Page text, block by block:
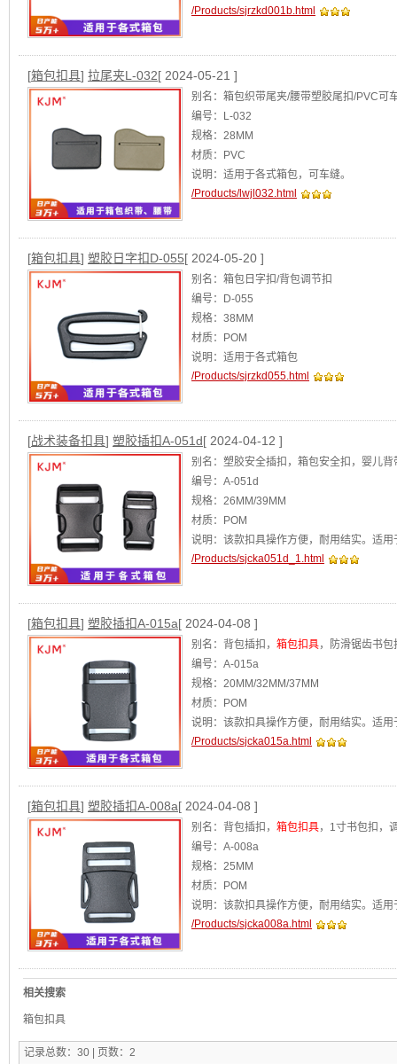
/Products/sjrzkd001b.html
[箱包扣具] 拉尾夹L-032[ 2024-05-21 ]
别名：箱包织带尾夹/腰带塑胶尾扣/PVC可
编号：L-032
规格：28MM
材质：PVC
说明：适用于各式箱包，可车缝。
阿里店铺：华体世界杯
/Products/lwjl032.html
[箱包扣具] 塑胶日字扣D-055[ 2024-05-20 ]
别名：箱包日字扣/背包调节扣
编号：D-055
规格：38MM
材质：POM
说明：适用于各式箱包
阿里店铺：华体世界杯
/Products/sjrzkd055.html
[战术装备扣具] 塑胶插扣A-051d[ 2024-04-12 ]
别名：塑胶安全插扣，箱包安全扣，婴儿
编号：A-051d
规格：26MM/39MM
材质：POM
说明：该款扣具操作方便，耐用结实。适
阿里店铺：华体世界杯
/Products/sjcka051d_1.html
[箱包扣具] 塑胶插扣A-015a[ 2024-04-08 ]
别名：背包插扣， 箱包扣具，防滑锯齿书
编号：A-015a
规格：20MM/32MM/37MM
材质：POM
说明：该款扣具操作方便，耐用结实。适用
阿里店铺：华体世界杯
/Products/sjcka015a.html
[箱包扣具] 塑胶插扣A-008a[ 2024-04-08 ]
别名：背包插扣， 箱包扣具，1寸书包扣，
编号：A-008a
规格：25MM
材质：POM
说明：该款扣具操作方便，耐用结实。适用
阿里店铺：华体世界杯
/Products/sjcka008a.html
相关搜索
箱包扣具
记录总数：30 | 页数：2